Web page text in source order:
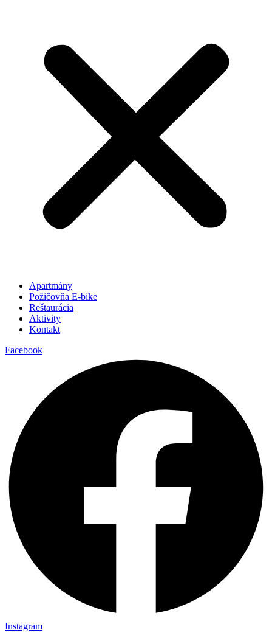
Apartmány
Požičovňa E-bike
Reštaurácia
Aktivity
Kontakt
Facebook
Instagram